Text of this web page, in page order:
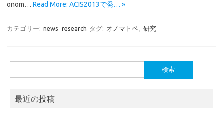
onom… Read More: ACIS2013で発… »
カテゴリー: news research タグ: オノマトペ, 研究
索:
最近の投稿